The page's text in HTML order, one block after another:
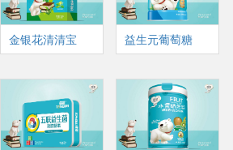
金银花清清宝 益生元葡萄糖